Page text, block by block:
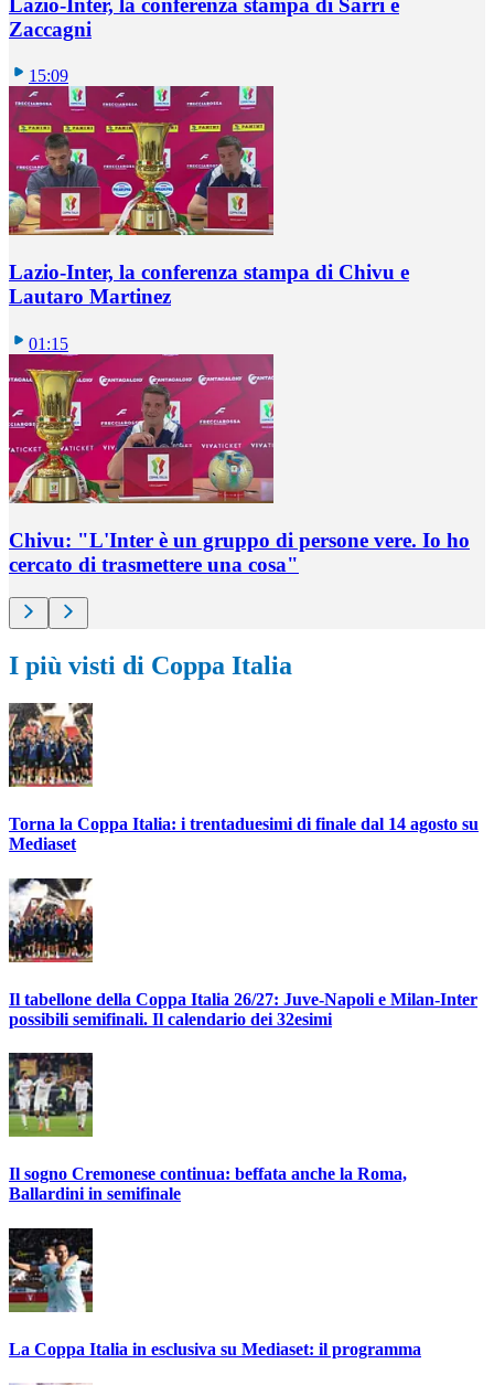
Zaccagni
15:09
Lazio-Inter, la conferenza stampa di Chivu e
Lautaro Martinez
01:15
Chivu: "L'Inter è un gruppo di persone vere. Io ho
cercato di trasmettere una cosa"
I più visti di Coppa Italia
Torna la Coppa Italia: i trentaduesimi di finale dal 14 agosto su
Mediaset
Il tabellone della Coppa Italia 26/27: Juve-Napoli e Milan-Inter
possibili semifinali. Il calendario dei 32esimi
Il sogno Cremonese continua: beffata anche la Roma,
Ballardini in semifinale
La Coppa Italia in esclusiva su Mediaset: il programma